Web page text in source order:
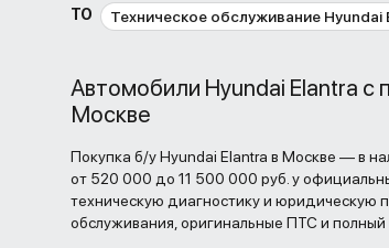
ТО Техническое обслуживание Hyundai
Автомобили Hyundai Elantra с
Москве
Покупка б/у Hyundai Elantra в Москве — в
от 520 000 до 11 500 000 руб. у
техническую диагностику и юридическую
обслуживания, оригинальные ПТС и полный